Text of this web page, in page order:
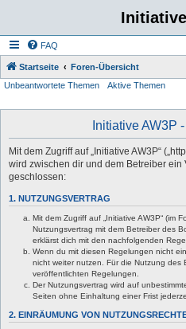
FAQ
Startseite Foren-Übersicht
Unbeantwortete Themen
Aktive Themen
Initiative AW3P
Mit dem Zugriff auf „Initiative AW3P“
wird zwischen dir und dem Betreiber
geschlossen:
1. NUTZUNGSVERTRAG
Mit dem Zugriff auf „Initiative AW3P“ (im
Nutzungsvertrag mit dem Betreiber des
erklärst dich mit den nachfolgenden
Wenn du mit diesen Regelungen nicht
nicht weiter nutzen. Für die Nutzung des
veröffentlichten Regelungen.
Der Nutzungsvertrag wird auf
Seiten ohne Einhaltung einer Frist
2. EINRÄUMUNG VON